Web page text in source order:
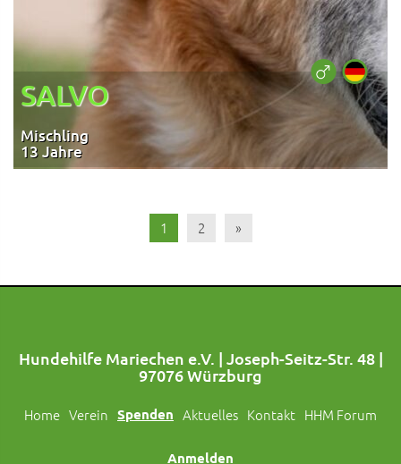
SALVO
Mischling
13 Jahre
1 2 »
Hundehilfe Mariechen e.V. | Joseph-Seitz-Str. 48 |
97076 Würzburg
Home Verein Spenden Aktuelles Kontakt HHM Forum
Anmelden